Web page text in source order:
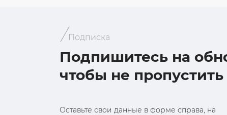
Подписка
Подпишитесь на
чтобы не
Оставьте свои данные в форме справа, на